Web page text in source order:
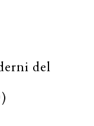
del